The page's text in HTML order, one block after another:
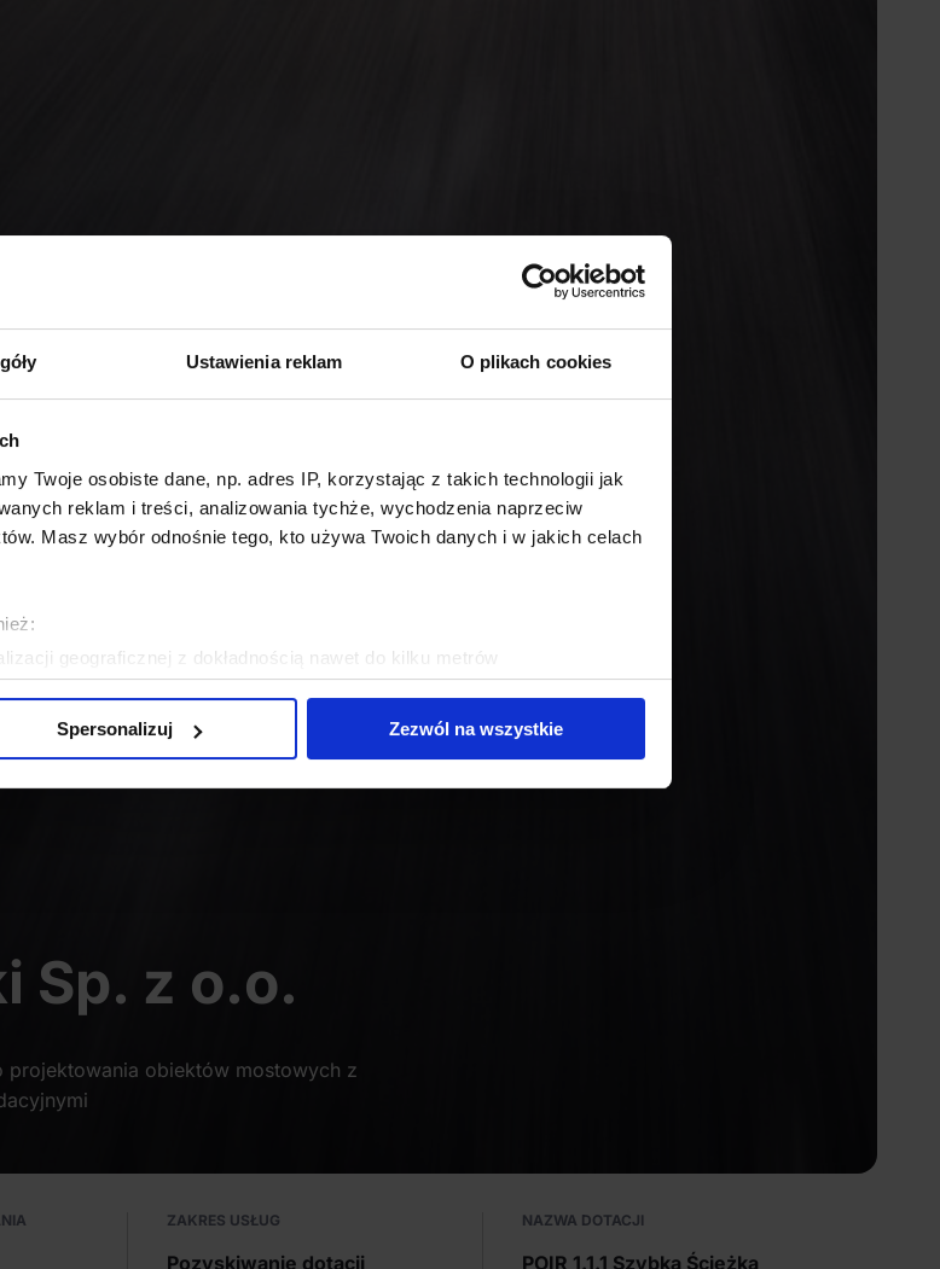
Ustawienia reklam O plikach cookies
Twoje osobiste dane, np. adres IP, korzystając z takich technologii jak
reklam i treści, analizowania tychże, wychodzenia naprzeciw
Masz wybór odnośnie tego, kto używa Twoich danych i w jakich celach
geograficznej z dokładnością nawet do kilku metrów
analizując charakteryzującego je zbiory danych (fingerprinting, czyli
Spersonalizuj Zezwól na wszystkie
Sp. z o.o.
projektowania obiektów mostowych z
ZAKRES USŁUG
Pozyskiwanie dotacji
NAZWA DOTACJI
POIR 1.1.1 Szybka Ścieżka